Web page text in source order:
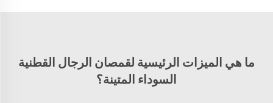
ما هي الميزات الرئيسية لقمصان الرجال القطنية
السوداء المتينة؟